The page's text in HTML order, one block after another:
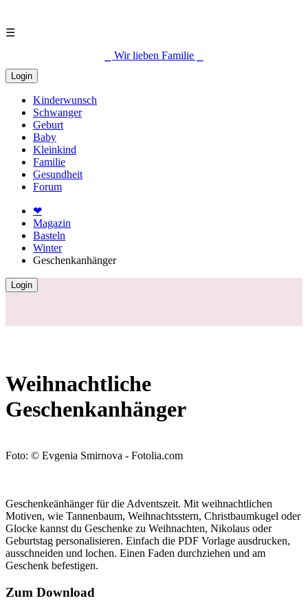
☰
⎯ Wir lieben Familie ⎯
Login
Kinderwunsch
Schwanger
Geburt
Baby
Kleinkind
Familie
Gesundheit
Forum
❤
Magazin
Basteln
Winter
Geschenkanhänger
Login
Weihnachtliche
Geschenkanhänger
Foto: © Evgenia Smirnova - Fotolia.com
Geschenkeänhänger für die Adventszeit. Mit weihnachtlichen
Motiven, wie Tannenbaum, Weihnachtsstern, Christbaumkugel oder
Glocke kannst du Geschenke zu Weihnachten, Nikolaus oder
Geburtstag personalisieren. Einfach die PDF Vorlage ausdrucken,
ausschneiden und lochen. Einen Faden durchziehen und am
Geschenk befestigen.
Zum Download